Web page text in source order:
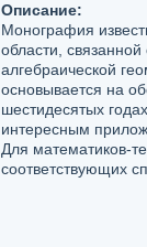
Описание:
Монография
области,
алгебраической
основывается на
шестидесятых
интересным
Для математиков-
соответствующих